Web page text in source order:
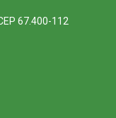
67.400-112